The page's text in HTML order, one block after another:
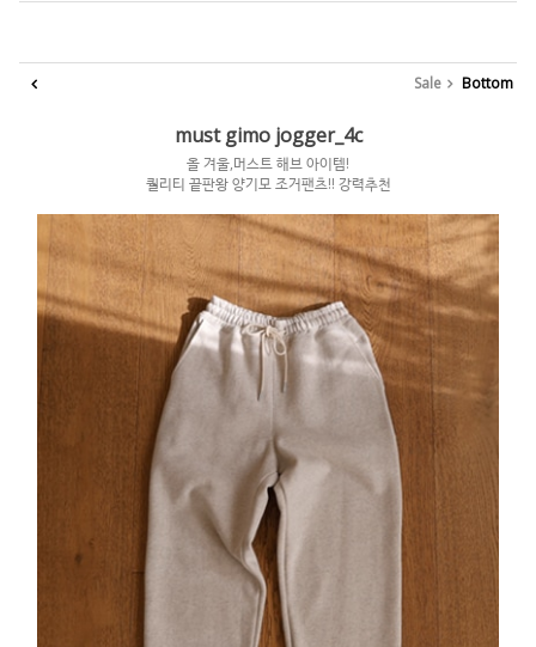
Sale Bottom
must gimo jogger_4c
올 겨울,머스트 해브 아이템!
퀄리티 끝판왕 양기모 조거팬츠!! 강력추천